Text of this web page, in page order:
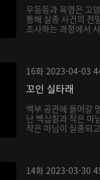
우등등과 육염은 고
통해 실종 사건의 전
조사하는 과정에서
16화 2023-04-03
꼬인 실타래
백부 공관에 들어갈
난 백십칠과 작은 마
작은 마님이 실종되
14화 2023-03-30